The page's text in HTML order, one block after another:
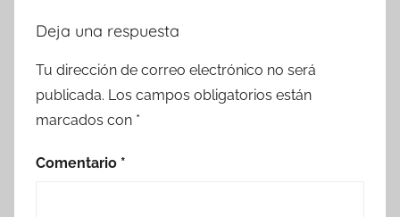
Deja una respuesta
Tu dirección de correo electrónico no será
publicada. Los campos obligatorios están
marcados con *
Comentario *